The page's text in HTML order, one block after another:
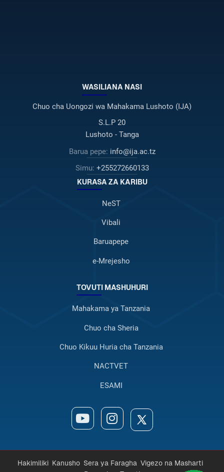
WASILIANA NASI
Chuo cha Uongozi wa Mahakama Lushoto (IJA)
S.L.P 20
Lushoto - Tanga
Barua pepe: info@ija.ac.tz
Simu: +255272660133
KURASA ZA KARIBU
NeST
Vibali
Baruapepe
e-Mrejesho
TOVUTI MASHUHURI
Mahakama ya Tanzania
Chuo cha Sheria
Chuo Kikuu Huria cha Tanzania
NACTVET
ESAMI
Hakimiliki Kanusho Sera ya Faragha Vigezo na Masharti